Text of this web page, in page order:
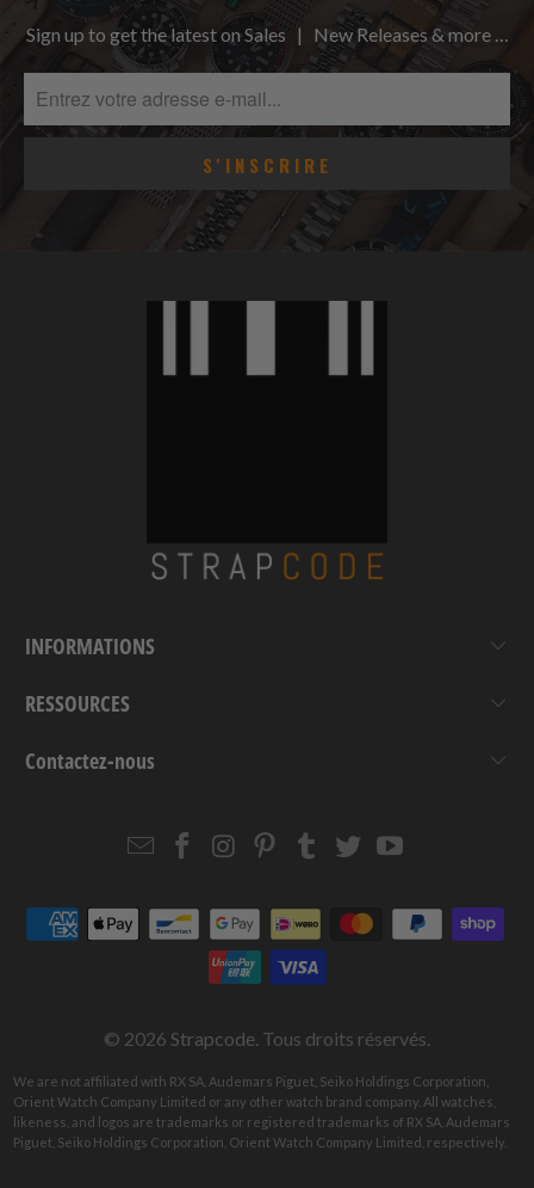
Sign up to get the latest on Sales | New Releases & more …
INFORMATIONS
RESSOURCES
Contactez-nous
EmailStrapcode
Facebook
Strapcode
Instagram
Strapcode
Pinterest
Strapcode
Tumblr
Strapcode
TwitterYouTube
© 2026 Strapcode . Tous droits réservés.
We are not affiliated with RX SA, Audemars Piguet, Seiko Holdings Corporation,
Orient Watch Company Limited or any other watch brand company. All watches,
likeness, and logos are trademarks or registered trademarks of RX SA, Audemars
Piguet, Seiko Holdings Corporation, Orient Watch Company Limited, respectively.